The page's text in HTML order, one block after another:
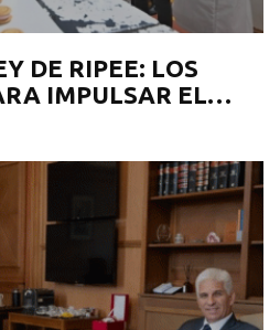
DE RIPEE: LOS
IMPULSAR EL
EN LA